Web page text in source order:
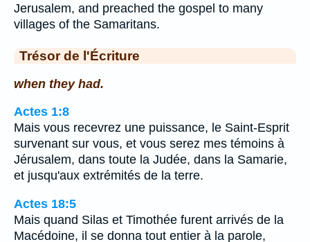
Jerusalem, and preached the gospel to many
villages of the Samaritans.
Trésor de l'Écriture
when they had.
Actes 1:8
Mais vous recevrez une puissance, le Saint-Esprit
survenant sur vous, et vous serez mes témoins à
Jérusalem, dans toute la Judée, dans la Samarie,
et jusqu'aux extrémités de la terre.
Actes 18:5
Mais quand Silas et Timothée furent arrivés de la
Macédoine, il se donna tout entier à la parole,